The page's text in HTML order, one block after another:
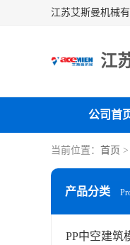
江
公司首
当前位置： 首页 >
产品分类
PP中空建筑